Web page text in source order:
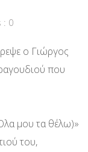
: 0
ο Γιώργος
που
μου τα θέλω)»
του,